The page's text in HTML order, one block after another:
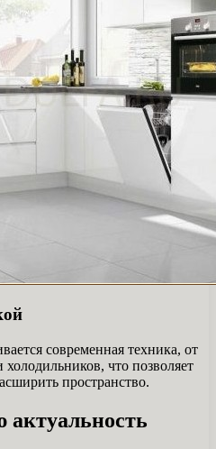
современная техника, от
что позволяет
пространство.
актуальность